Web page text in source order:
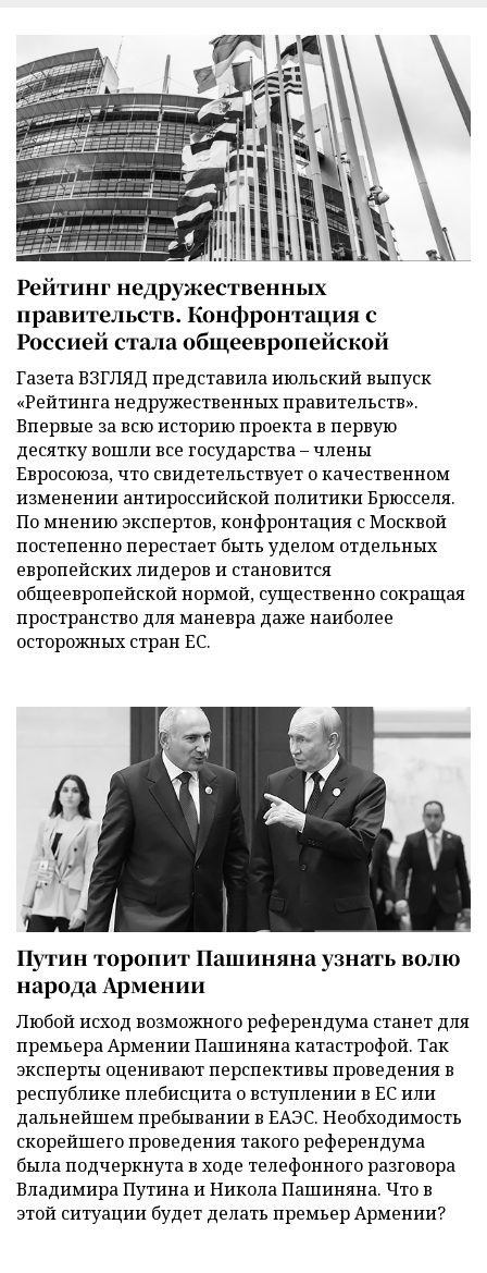
Рейтинг недружественных
правительств. Конфронтация с
Россией стала общеевропейской
Газета ВЗГЛЯД представила июльский выпуск
«Рейтинга недружественных правительств».
Впервые за всю историю проекта в первую
десятку вошли все государства – члены
Евросоюза, что свидетельствует о качественном
изменении антироссийской политики Брюсселя.
По мнению экспертов, конфронтация с Москвой
постепенно перестает быть уделом отдельных
европейских лидеров и становится
общеевропейской нормой, существенно сокращая
пространство для маневра даже наиболее
осторожных стран ЕС.
Путин торопит Пашиняна узнать волю
народа Армении
Любой исход возможного референдума станет для
премьера Армении Пашиняна катастрофой. Так
эксперты оценивают перспективы проведения в
республике плебисцита о вступлении в ЕС или
дальнейшем пребывании в ЕАЭС. Необходимость
скорейшего проведения такого референдума
была подчеркнута в ходе телефонного разговора
Владимира Путина и Никола Пашиняна. Что в
этой ситуации будет делать премьер Армении?